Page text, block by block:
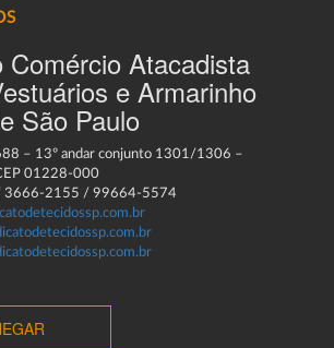
Comércio Atacadista
e Armarinho
São Paulo
– 13º andar conjunto 1301/1306 –
01228-000
3666-2155 / 99664-5574